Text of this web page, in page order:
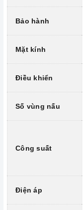
Tính năng vượt trội
Chức năng Booster:
nhanh chóng trên
Chức năng Khóa
Bảo hành
Mặt kính
Điều khiển
Số vùng nấu
Công suất
Điện áp